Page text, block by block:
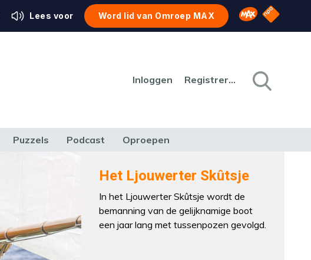
Lees voor Word lid van Omroep MAX Omroep MAX
NPO
Inloggen Registreren
Puzzels Podcast Oproepen
Het Ljouwerter Skûtsje
In het Ljouwerter Skûtsje wordt de
bemanning van de gelijknamige boot
een jaar lang met tussenpozen gevolgd.